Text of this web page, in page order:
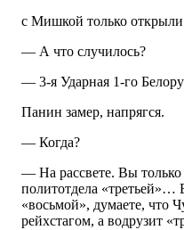
с Мишкой только
— А что случилось?
— 3-я Ударная 1-го
Панин замер, напрягся.
— Когда?
— На рассвете. Вы
политотдела «третьей»…
«восьмой», думаете, что
рейхстагом, а водрузит